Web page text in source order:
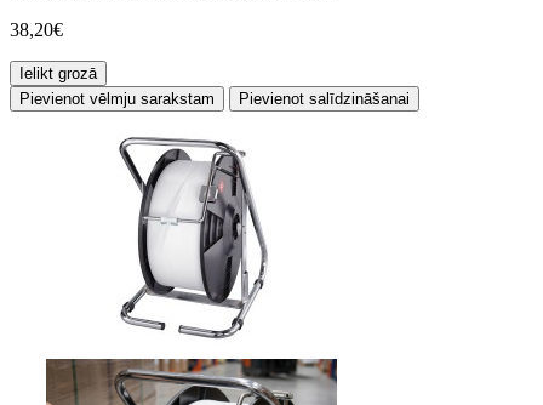
38,20€
Ielikt grozā
Pievienot vēlmju sarakstam
Pievienot salīdzināšanai